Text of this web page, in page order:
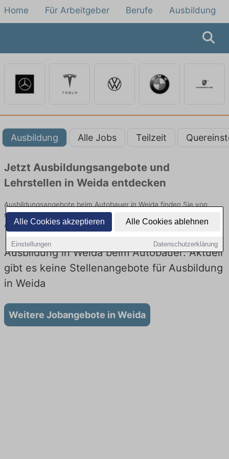
Alle Cookies akzeptieren Alle Cookies ablehnen
Einstellungen Datenschutzerklärung
Home Für Arbeitgeber Berufe Ausbildung
Ausbildung Alle Jobs Teilzeit
Jetzt Ausbildungsangebote und
Lehrstellen in Weida entdecken
Ausbildungsangebote beim Autobauer in Weida finden Sie von
namhaften Firmen. Entdecken Sie freie Optionen von Top-
Arbeitgebern und bewerben Sie sich noch heute.
Ausbildung in Weida beim Autobauer: Aktuell
gibt es keine Stellenangebote für Ausbildung
in Weida
Weitere Jobangebote in Weida